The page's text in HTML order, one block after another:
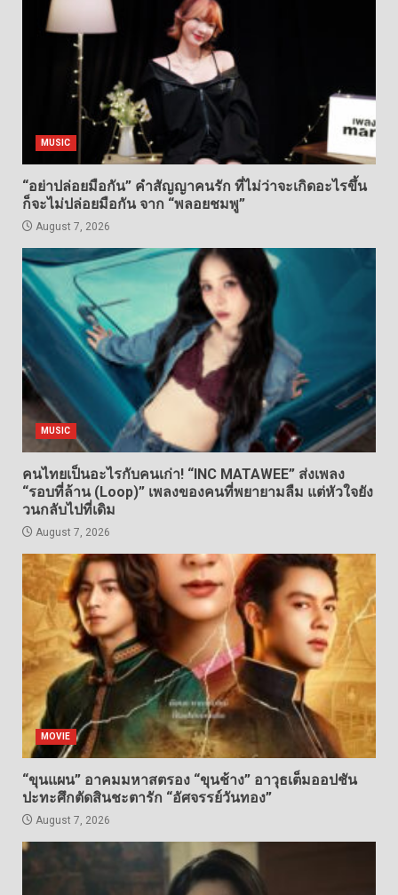
MUSIC
“อย่าปล่อยมือกัน” คำสัญญาคนรัก ที่ไม่ว่าจะเกิดอะไรขึ้น
ก็จะไม่ปล่อยมือกัน จาก “พลอยชมพู”
August 7, 2026
MUSIC
คนไทยเป็นอะไรกับคนเก่า! “INC MATAWEE” ส่งเพลง
“รอบที่ล้าน (Loop)” เพลงของคนที่พยายามลืม แต่หัวใจยัง
วนกลับไปที่เดิม
August 7, 2026
MOVIE
“ขุนแผน” อาคมมหาสตรอง “ขุนช้าง” อาวุธเต็มออปชัน
ปะทะศึกตัดสินชะตารัก “อัศจรรย์วันทอง”
August 7, 2026